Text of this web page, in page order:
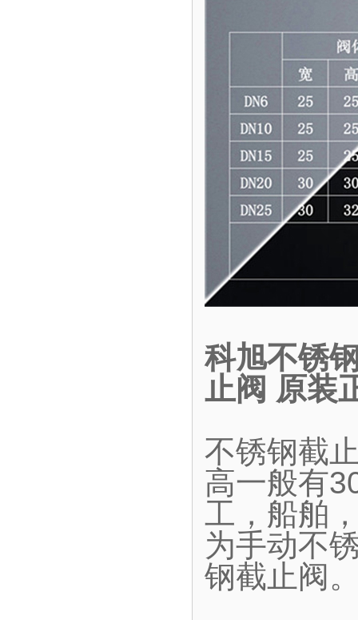
科旭不锈
止阀 原装
不锈钢截
高一般有
工，船舶
为手动不
钢截止阀